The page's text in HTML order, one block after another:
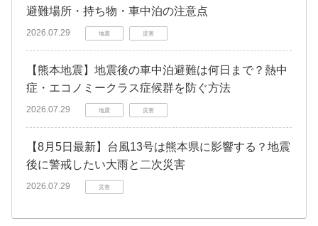
避難場所・持ち物・車中泊の注意点
2026.07.29 地震 災害
【熊本地震】地震後の車中泊避難は何日まで？熱中
症・エコノミークラス症候群を防ぐ方法
2026.07.29 地震 災害
【8月5日最新】台風13号は熊本県に影響する？地震
後に警戒したい大雨と二次災害
2026.07.29 災害